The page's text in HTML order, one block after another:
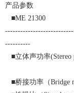
产品参数
■ME 21300
----------
■立体声功率
4Ω
■桥接功率（